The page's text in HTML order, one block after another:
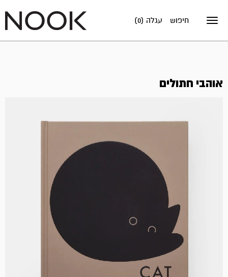
Toggle
עגלה (0) חיפוש
אוהבי חתולים